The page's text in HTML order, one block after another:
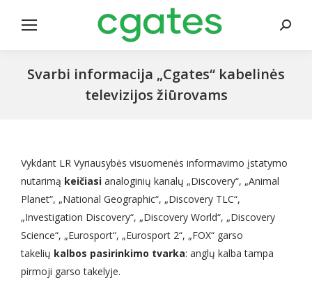
Search:
Svarbi informacija „Cgates“ kabelinės
televizijos žiūrovams
Vykdant LR Vyriausybės visuomenės informavimo įstatymo
nutarimą keičiasi analoginių kanalų „Discovery“, „Animal
Planet“, „National Geographic“, „Discovery TLC“,
„Investigation Discovery“, „Discovery World“, „Discovery
Science“, „Eurosport“, „Eurosport 2“, „FOX“ garso
takelių kalbos pasirinkimo tvarka: anglų kalba tampa
pirmoji garso takelyje.